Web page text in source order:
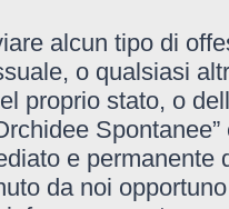
alcun tipo di
o qualsiasi
proprio stato, o
e
da noi